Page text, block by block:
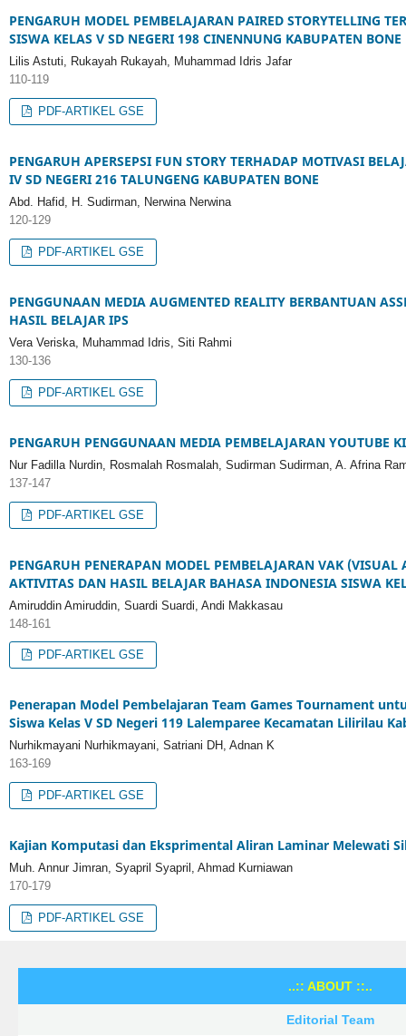
PENGARUH MODEL PEMBELAJARAN PAIRED STORYTELLING
SISWA KELAS V SD NEGERI 198 CINENNUNG KABUPATEN BONE
Lilis Astuti, Rukayah Rukayah, Muhammad Idris Jafar
110-119
PDF-ARTIKEL GSE
PENGARUH APERSEPSI FUN STORY TERHADAP MOTIVASI
IV SD NEGERI 216 TALUNGENG KABUPATEN BONE
Abd. Hafid, H. Sudirman, Nerwina Nerwina
120-129
PDF-ARTIKEL GSE
PENGGUNAAN MEDIA AUGMENTED REALITY BERBANTUAN
HASIL BELAJAR IPS
Vera Veriska, Muhammad Idris, Siti Rahmi
130-136
PDF-ARTIKEL GSE
PENGARUH PENGGUNAAN MEDIA PEMBELAJARAN YOUTUBE
Nur Fadilla Nurdin, Rosmalah Rosmalah, Sudirman Sudirman, A. Afrina
137-147
PDF-ARTIKEL GSE
PENGARUH PENERAPAN MODEL PEMBELAJARAN VAK (VISUAL
AKTIVITAS DAN HASIL BELAJAR BAHASA INDONESIA SISWA
Amiruddin Amiruddin, Suardi Suardi, Andi Makkasau
148-161
PDF-ARTIKEL GSE
Penerapan Model Pembelajaran Team Games Tournament
Siswa Kelas V SD Negeri 119 Lalemparee Kecamatan Lilirilau
Nurhikmayani Nurhikmayani, Satriani DH, Adnan K
163-169
PDF-ARTIKEL GSE
Kajian Komputasi dan Eksprimental Aliran Laminar Melewati
Muh. Annur Jimran, Syapril Syapril, Ahmad Kurniawan
170-179
PDF-ARTIKEL GSE
..:: ABOUT ::..
Editorial Team